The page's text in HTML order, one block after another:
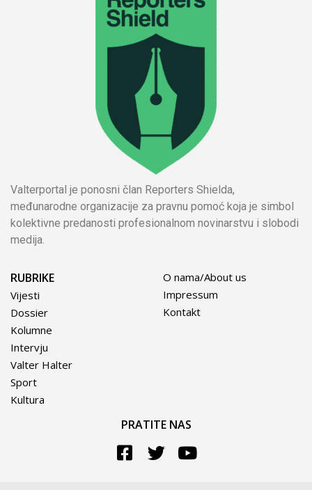
Valterportal je ponosni član Reporters Shielda,
međunarodne organizacije za pravnu pomoć koja je simbol
kolektivne predanosti profesionalnom novinarstvu i slobodi
medija.
RUBRIKE
Vijesti
Dossier
Kolumne
Intervju
Valter Halter
Sport
Kultura
O nama/About us
Impressum
Kontakt
PRATITE NAS